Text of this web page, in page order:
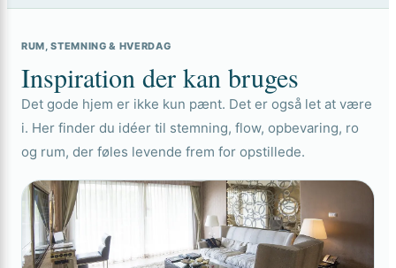
RUM, STEMNING & HVERDAG
Inspiration der kan bruges
Det gode hjem er ikke kun pænt. Det er også let at være
i. Her finder du idéer til stemning, flow, opbevaring, ro
og rum, der føles levende frem for opstillede.